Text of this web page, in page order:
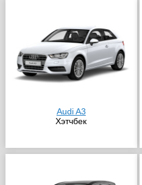
Audi A3
Хэтчбек